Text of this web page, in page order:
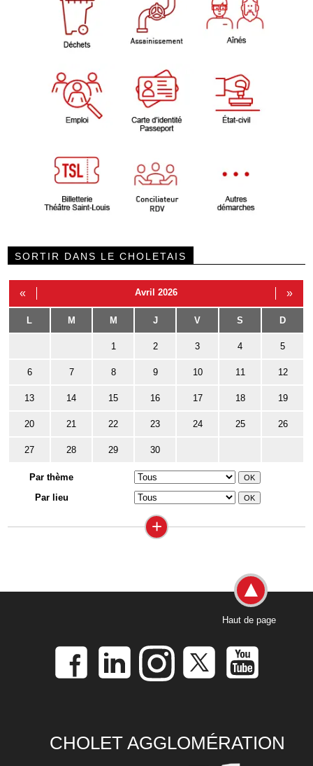
SORTIR DANS LE CHOLETAIS
« Avril 2026 »
L M M J V S D
1 2 3 4 5
6 7 8 9 10 11 12
13 14 15 16 17 18 19
20 21 22 23 24 25 26
27 28 29 30
Par thème
Par lieu
+
Haut de page
CHOLET AGGLOMÉRATION